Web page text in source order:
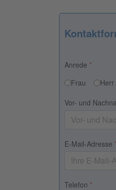
Anrede *
Frau
Herr
Vor- und
E-Mail-Adresse
Telefon *